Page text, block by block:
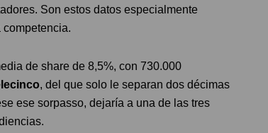
Son estos datos especialmente
competencia.
de share de 8,5%, con 730.000
, del que solo le separan dos décimas
ese sorpasso, dejaría a una de las tres